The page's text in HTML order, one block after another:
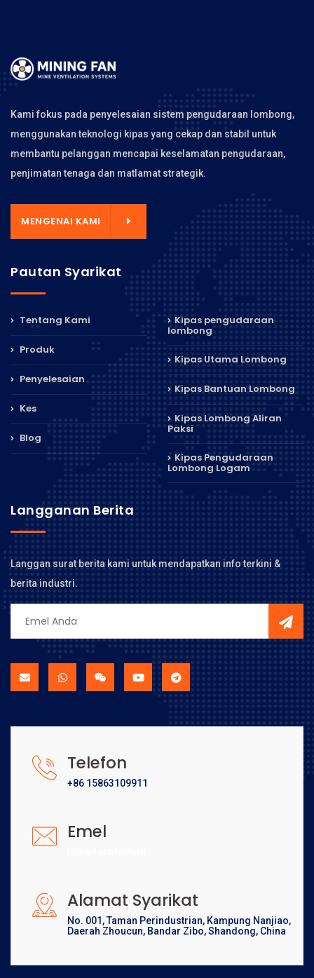
Kami fokus pada penyelesaian sistem pengudaraan lombong,
menggunakan teknologi kipas yang cekap dan stabil untuk
membantu pelanggan mencapai keselamatan pengudaraan,
penjimatan tenaga dan matlamat strategik.
MENGENAI KAMI
Pautan Syarikat
Tentang Kami
Produk
Penyelesaian
Kes
Blog
Kipas pengudaraan
lombong
Kipas Utama Lombong
Kipas Bantuan Lombong
Kipas Lombong Aliran
Paksi
Kipas Pengudaraan
Lombong Logam
Langganan Berita
Langgan surat berita kami untuk mendapatkan info terkini &
berita industri.
Telefon
+86 15863109911
Emel
Alamat Syarikat
No. 001, Taman Perindustrian, Kampung Nanjiao,
Daerah Zhoucun, Bandar Zibo, Shandong, China